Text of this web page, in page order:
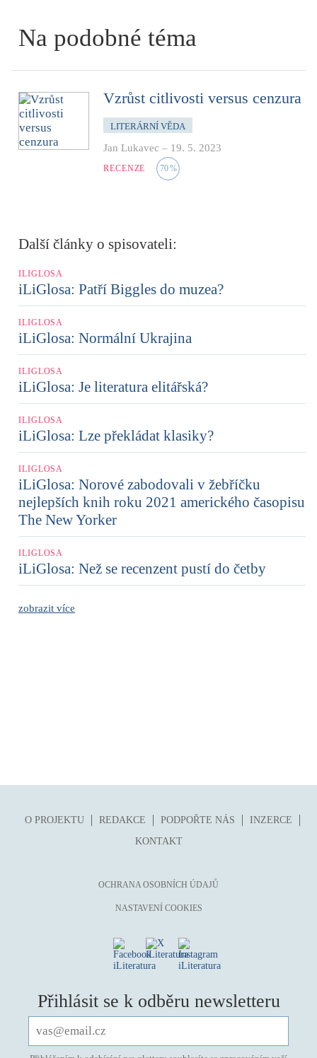
Na podobné téma
Vzrůst citlivosti versus cenzura
LITERÁRNÍ VĚDA
Jan Lukavec – 19. 5. 2023
RECENZE 70%
Další články o spisovateli:
ILIGLOSA
iLiGlosa: Patří Biggles do muzea?
ILIGLOSA
iLiGlosa: Normální Ukrajina
ILIGLOSA
iLiGlosa: Je literatura elitářská?
ILIGLOSA
iLiGlosa: Lze překládat klasiky?
ILIGLOSA
iLiGlosa: Norové zabodovali v žebříčku
nejlepších knih roku 2021 amerického časopisu
The New Yorker
ILIGLOSA
iLiGlosa: Než se recenzent pustí do četby
zobrazit více
O PROJEKTU REDAKCE PODPOŘTE NÁS
INZERCE
KONTAKT
OCHRANA OSOBNÍCH ÚDAJŮ
NASTAVENÍ COOKIES
Přihlásit se k odběru newsletteru